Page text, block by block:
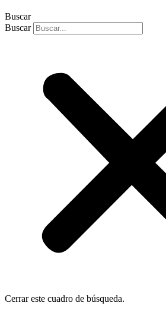
Buscar
Buscar
Cerrar este cuadro de búsqueda.